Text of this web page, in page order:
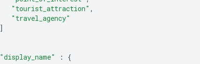
"tourist_attraction" ,
"travel_agency"
]
"display_name"
:
{